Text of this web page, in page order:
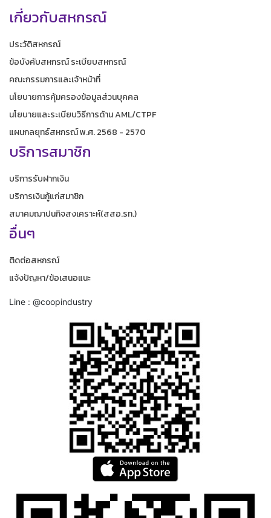
เกี่ยวกับสหกรณ์
ประวัติสหกรณ์
ข้อบังคับสหกรณ์ ระเบียบสหกรณ์
คณะกรรมการและเจ้าหน้าที่
นโยบายการคุ้มครองข้อมูลส่วนบุคคล
นโยบายและระเบียบวิธีการด้าน AML/CTPF
แผนกลยุทธ์สหกรณ์ พ.ศ. 2568 - 2570
บริการสมาชิก
บริการรับฝากเงิน
บริการเงินกู้แก่สมาชิก
สมาคมฌาปนกิจสงเคราะห์(สสอ.รท.)
อื่นๆ
ติดต่อสหกรณ์
แจ้งปัญหา/ข้อเสนอแนะ
Line : @coopindustry